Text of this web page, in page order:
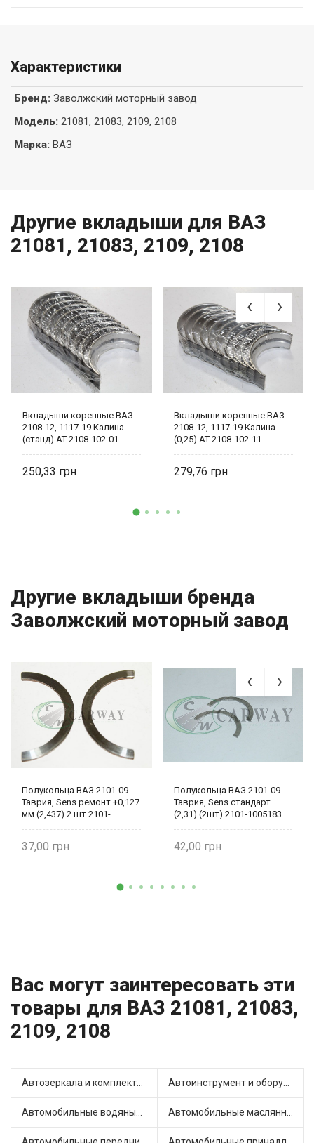
Характеристики
Бренд: Заволжский моторный завод
Модель: 21081, 21083, 2109, 2108
Марка: ВАЗ
Другие вкладыши для ВАЗ
21081, 21083, 2109, 2108
Вкладыши коренные ВАЗ
2108-12, 1117-19 Калина
(станд) AT 2108-102-01
250,33
Вкладыши коренные ВАЗ
2108-12, 1117-19 Калина
(0,25) AT 2108-102-11
279,76
Другие вкладыши бренда
Заволжский моторный завод
Полукольца ВАЗ 2101-09
Таврия, Sens ремонт.+0,127
мм (2,437) 2 шт 2101-
37,00
Полукольца ВАЗ 2101-09
Таврия, Sens стандарт.
(2,31) (2шт) 2101-1005183
42,00
Вас могут заинтересовать эти
товары для ВАЗ 21081, 21083,
2109, 2108
Автозеркала и комплектующие (13) Автоинструмент и оборудование (3)
Автомобильные водяные насосы (16) Автомобильные маслянные насосы (4)